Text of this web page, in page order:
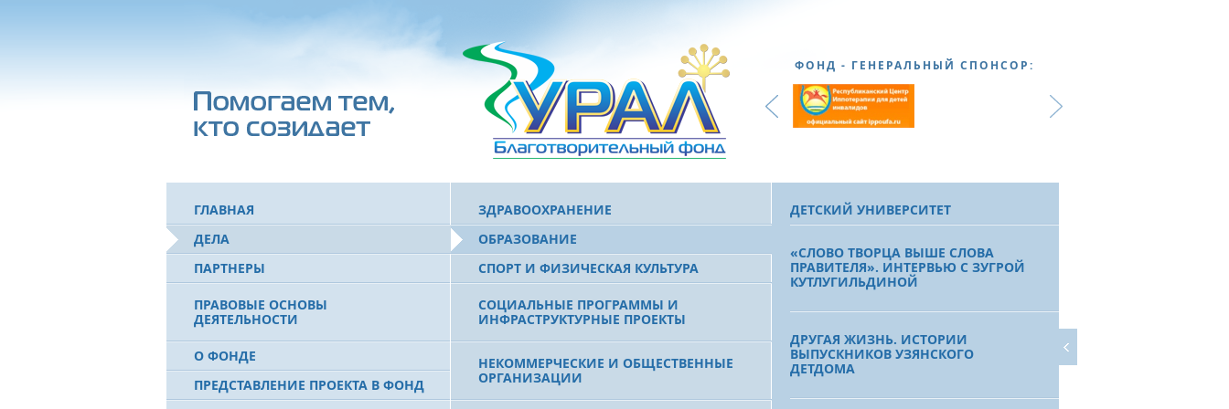
ФОНД - ГЕНЕРАЛЬНЫЙ СПОНСОР:
ГЛАВНАЯ
ДЕЛА
ПАРТНЕРЫ
ПРАВОВЫЕ ОСНОВЫ
ДЕЯТЕЛЬНОСТИ
О ФОНДЕ
ПРЕДСТАВЛЕНИЕ ПРОЕКТА В ФОНД
ЗДРАВООХРАНЕНИЕ
ОБРАЗОВАНИЕ
СПОРТ И ФИЗИЧЕСКАЯ КУЛЬТУРА
СОЦИАЛЬНЫЕ ПРОГРАММЫ И
ИНФРАСТРУКТУРНЫЕ ПРОЕКТЫ
НЕКОММЕРЧЕСКИЕ И ОБЩЕСТВЕННЫЕ
ОРГАНИЗАЦИИ
ДЕТСКИЙ УНИВЕРСИТЕТ
«СЛОВО ТВОРЦА ВЫШЕ СЛОВА
ПРАВИТЕЛЯ». ИНТЕРВЬЮ С ЗУГРОЙ
КУТЛУГИЛЬДИНОЙ
ДРУГАЯ ЖИЗНЬ. ИСТОРИИ
ВЫПУСКНИКОВ УЗЯНСКОГО
ДЕТДОМА